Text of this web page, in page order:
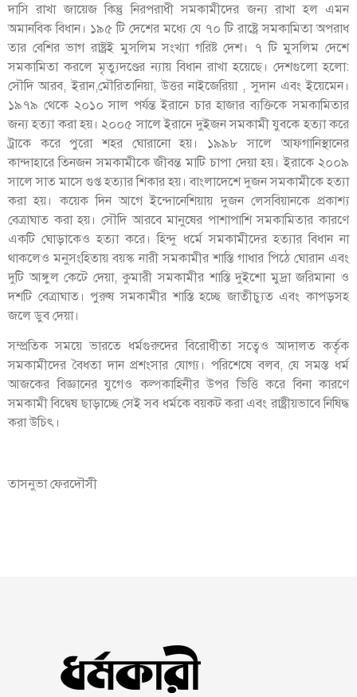
দাসি রাখা জায়েজ কিন্তু নিরপরাধী সমকামীদের জন্য রাখা হল এমন
অমানবিক বিধান। ১৯৫ টি দেশের মধ্যে যে ৭০ টি রাষ্ট্রে সমকামিতা অপরাধ
তার বেশির ভাগ রাষ্ট্রই মুসলিম সংখ্যা গরিষ্ট দেশ। ৭ টি মুসলিম দেশে
সমকামিতা করলে মৃত্যুদণ্ডের ন্যায় বিধান রাখা হয়েছে। দেশগুলো হলো:
সৌদি আরব, ইরান,মৌরিতানিয়া, উত্তর নাইজেরিয়া , সুদান এবং ইয়েমেন।
১৯৭৯ থেকে ২০১০ সাল পর্যন্ত ইরানে চার হাজার ব্যক্তিকে সমকামিতার
জন্য হত্যা করা হয়। ২০০৫ সালে ইরানে দুইজন সমকামী যুবকে হত্যা করে
ট্রাকে করে পুরো শহর ঘোরানো হয়। ১৯৯৮ সালে আফগানিস্থানের
কান্দাহারে তিনজন সমকামীকে জীবন্ত মাটি চাপা দেয়া হয়। ইরাকে ২০০৯
সালে সাত মাসে গুপ্ত হত্যার শিকার হয়। বাংলাদেশে দুজন সমকামীকে হত্যা
করা হয়। কয়েক দিন আগে ইন্দোনেশিয়ায় দুজন লেসবিয়ানকে প্রকাশ্য
বেত্রাঘাত করা হয়। সৌদি আরবে মানুষের পাশাপাশি সমকামিতার কারণে
একটি ঘোড়াকেও হত্যা করে। হিন্দু ধর্মে সমকামীদের হত্যার বিধান না
থাকলেও মনুসংহিতায় বয়স্ক নারী সমকামীর শাস্তি গাধার পিঠে ঘোরান এবং
দুটি আঙ্গুল কেটে দেয়া, কুমারী সমকামীর শাস্তি দুইশো মুদ্রা জরিমানা ও
দশটি বেত্রাঘাত। পুরুষ সমকামীর শাস্তি হচ্ছে জাতীচ্যুত এবং কাপড়সহ
জলে ডুব দেয়া।
সম্প্রতিক সময়ে ভারতে ধর্মগুরুদের বিরোধীতা সত্বেও আদালত কর্তৃক
সমকামীদের বৈধতা দান প্রশংসার যোগ্য। পরিশেষে বলব, যে সমস্ত ধর্ম
আজকের বিজ্ঞানের যুগেও কল্পকাহিনীর উপর ভিত্তি করে বিনা কারণে
সমকামী বিদ্বেষ ছাড়াচ্ছে সেই সব ধর্মকে বয়কট করা এবং রাষ্ট্রীয়ভাবে নিষিদ্ধ
করা উচিৎ।
তাসনুভা ফেরদৌসী